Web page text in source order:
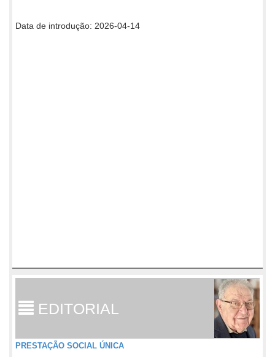
Data de introdução: 2026-04-14
EDITORIAL
PRESTAÇÃO SOCIAL ÚNICA